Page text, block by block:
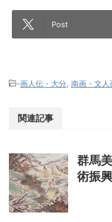
Post
-画人伝・大分 南画・文人
関連記事
群馬
術振